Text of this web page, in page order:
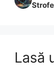
Strofe
Lasă